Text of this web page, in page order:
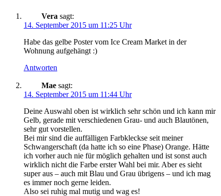
Vera sagt:
14. September 2015 um 11:25 Uhr
Habe das gelbe Poster vom Ice Cream Market in der
Wohnung aufgehängt :)
Antworten
Mae sagt:
14. September 2015 um 11:44 Uhr
Deine Auswahl oben ist wirklich sehr schön und ich kann mir
Gelb, gerade mit verschiedenen Grau- und auch Blautönen,
sehr gut vorstellen.
Bei mir sind die auffälligen Farbkleckse seit meiner
Schwangerschaft (da hatte ich so eine Phase) Orange. Hätte
ich vorher auch nie für möglich gehalten und ist sonst auch
wirklich nicht die Farbe erster Wahl bei mir. Aber es sieht
super aus – auch mit Blau und Grau übrigens – und ich mag
es immer noch gerne leiden.
Also sei ruhig mal mutig und wag es!